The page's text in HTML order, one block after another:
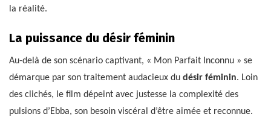
la réalité.
La puissance du désir féminin
Au-delà de son scénario captivant, « Mon Parfait Inconnu » se
démarque par son traitement audacieux du désir féminin. Loin
des clichés, le film dépeint avec justesse la complexité des
pulsions d’Ebba, son besoin viscéral d’être aimée et reconnue.